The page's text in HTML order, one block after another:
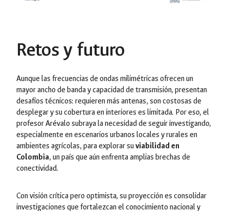
Retos y futuro
Aunque las frecuencias de ondas milimétricas ofrecen un
mayor ancho de banda y capacidad de transmisión, presentan
desafíos técnicos: requieren más antenas, son costosas de
desplegar y su cobertura en interiores es limitada. Por eso, el
profesor Arévalo subraya la necesidad de seguir investigando,
especialmente en escenarios urbanos locales y rurales en
ambientes agrícolas, para explorar su viabilidad en
Colombia, un país que aún enfrenta amplias brechas de
conectividad.
Con visión crítica pero optimista, su proyección es consolidar
investigaciones que fortalezcan el conocimiento nacional y